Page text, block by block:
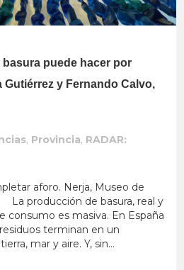
basura puede hacer por
y Fernando Calvo,
, Provincia, RADAR:
aforo. Nerja, Museo de
La producción de basura, real y
consumo es masiva. En España
terminan en un
mar y aire. Y, sin...